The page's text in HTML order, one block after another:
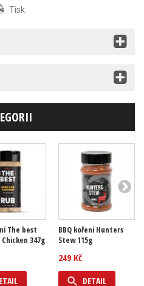
Tisk
The best
347g
BBQ koření Hunters
Stew 115g
249 Kč
DETAIL